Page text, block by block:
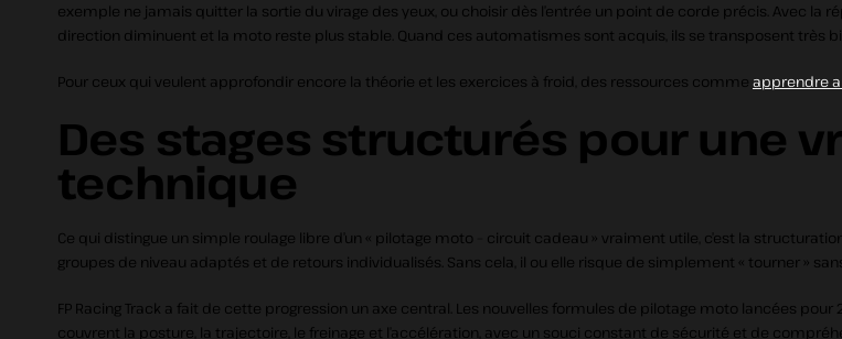
exemple ne jamais quitter la sortie du virage des yeux, ou choisir dès l’entrée un point de corde précis. Avec
direction diminuent et la moto reste plus stable. Quand ces automatismes sont acquis, ils se transposent très
Pour ceux qui veulent approfondir encore la théorie et les exercices à froid, des ressources comme apprendre
Des stages structurés pour une
technique
Ce qui distingue un simple roulage libre d’un « pilotage moto – circuit cadeau » vraiment utile, c’est la
groupes de niveau adaptés et de retours individualisés. Sans cela, il ou elle risque de simplement « tourner »
FP Racing Track a fait de cette progression un axe central. Les nouvelles formules de pilotage moto lancées
couvrent la posture, la trajectoire, le freinage et l’accélération, avec un souci constant de sécurité et de